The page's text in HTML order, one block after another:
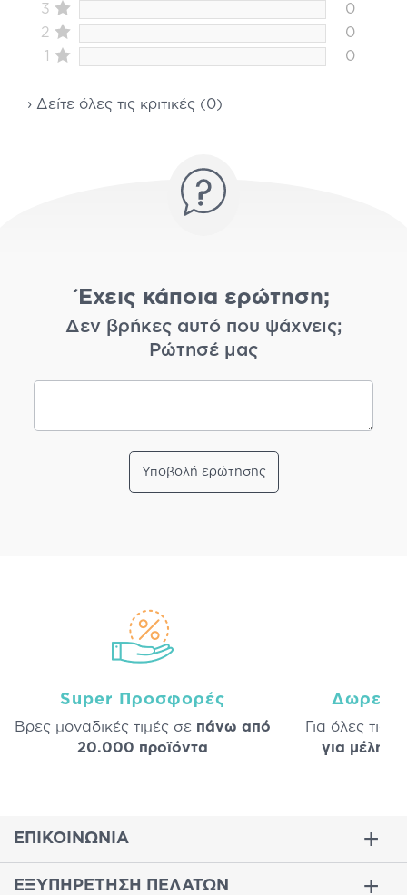
3
0
2
0
1
0
› Δείτε όλες τις κριτικές (0)
Έχεις κάποια ερώτηση;
Δεν βρήκες αυτό που ψάχνεις;
Ρώτησέ μας
Υποβολή ερώτησης
Super Προσφορές
Βρες μοναδικές τιμές σε πάνω από
20.000 προϊόντα
Δωρεάν
Για όλες τις
για μέλη
ΕΠΙΚΟΙΝΩΝΙΑ
ΕΞΥΠΗΡΕΤΗΣΗ ΠΕΛΑΤΩΝ